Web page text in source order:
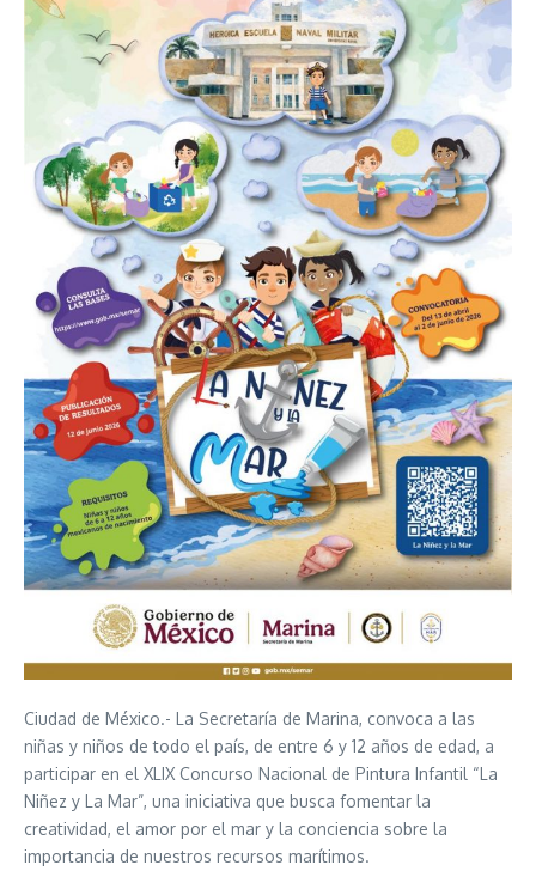
Ciudad de México.- La Secretaría de Marina, convoca a las
niñas y niños de todo el país, de entre 6 y 12 años de edad, a
participar en el XLIX Concurso Nacional de Pintura Infantil “La
Niñez y La Mar”, una iniciativa que busca fomentar la
creatividad, el amor por el mar y la conciencia sobre la
importancia de nuestros recursos marítimos.